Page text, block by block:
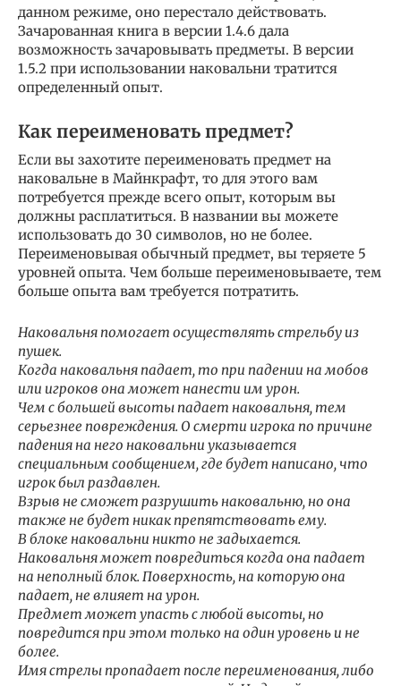
данном режиме, оно перестало действовать.
Зачарованная книга в версии 1.4.6 дала
возможность зачаровывать предметы. В версии
1.5.2 при использовании наковальни тратится
определенный опыт.
Как переименовать предмет?
Если вы захотите переименовать предмет на
наковальне в Майнкрафт, то для этого вам
потребуется прежде всего опыт, которым вы
должны расплатиться. В названии вы можете
использовать до 30 символов, но не более.
Переименовывая обычный предмет, вы теряете 5
уровней опыта. Чем больше переименовываете, тем
больше опыта вам требуется потратить.
Наковальня помогает осуществлять стрельбу из
пушек.
Когда наковальня падает, то при падении на мобов
или игроков она может нанести им урон.
Чем с большей высоты падает наковальня, тем
серьезнее повреждения. О смерти игрока по причине
падения на него наковальни указывается
специальным сообщением, где будет написано, что
игрок был раздавлен.
Взрыв не сможет разрушить наковальню, но она
также не будет никак препятствовать ему.
В блоке наковальни никто не задыхается.
Наковальня может повредиться когда она падает
на неполный блок. Поверхность, на которую она
падает, не влияет на урон.
Предмет может упасть с любой высоты, но
повредится при этом только на один уровень и не
более.
Имя стрелы пропадает после переименования, либо